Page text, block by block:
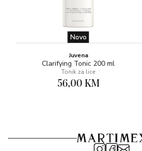
Novo
Juvena
Clarifying Tonic 200 ml
Tonik za lice
56,00 KM